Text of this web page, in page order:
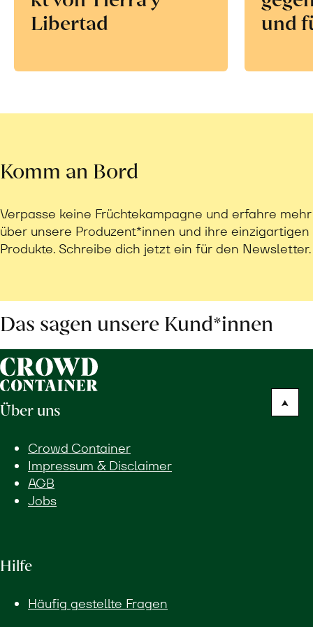
Libertad
und
Komm an Bord
Verpasse keine Früchtekampagne und erfahre mehr
über unsere Produzent*innen und ihre einzigartigen
Produkte. Schreibe dich jetzt ein für den Newsletter.
Das sagen unsere Kund*innen
Über uns
Crowd Container
Impressum & Disclaimer
AGB
Jobs
Hilfe
Häufig gestellte Fragen